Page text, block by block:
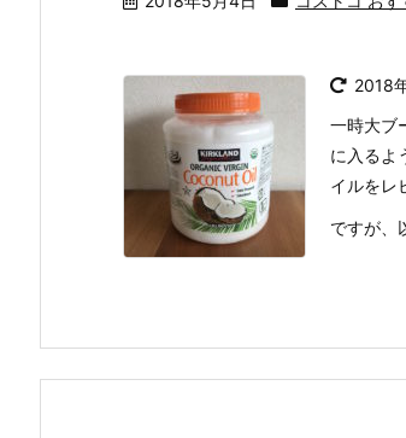
2018
一時大ブ
に入るよ
イルをレ
ですが、